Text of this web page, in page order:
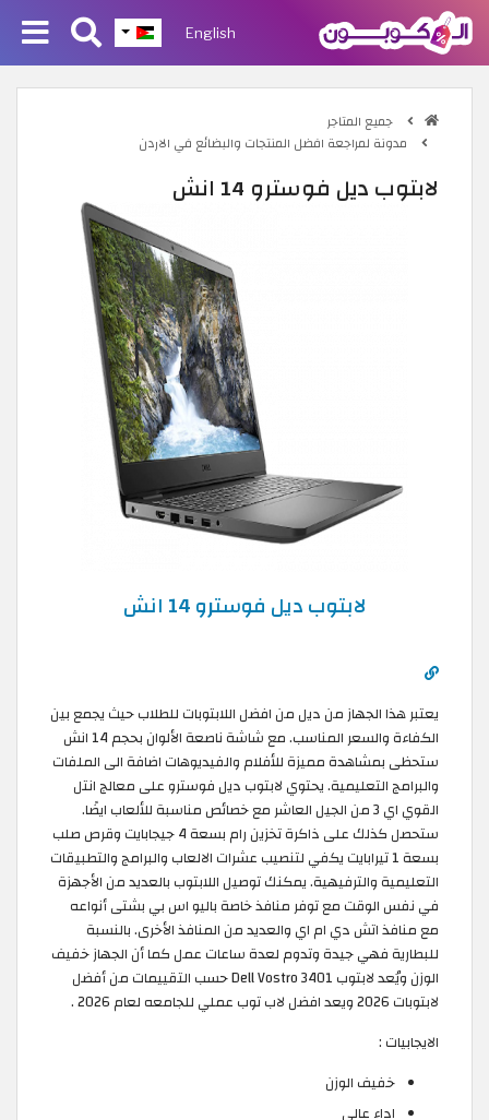
English
جميع المتاجر
مدونة لمراجعة افضل المنتجات والبضائع في الاردن
لابتوب ديل فوسترو 14 انش
لابتوب ديل فوسترو 14 انش
يعتبر هذا الجهاز من ديل من افضل اللابتوبات للطلاب حيث يجمع بين
الكفاءة والسعر المناسب. مع شاشة ناصعة الألوان بحجم 14 انش
ستحظى بمشاهدة مميزة للأفلام والفيديوهات اضافة الى الملفات
والبرامج التعليمية. يحتوي لابتوب ديل فوسترو على معالج انتل
القوي اي 3 من الجيل العاشر مع خصائص مناسبة للألعاب ايضًا.
ستحصل كذلك على ذاكرة تخزين رام بسعة 4 جيجابايت وقرص صلب
بسعة 1 تيرابايت يكفي لتنصيب عشرات الالعاب والبرامج والتطبيقات
التعليمية والترفيهية. يمكنك توصيل اللابتوب بالعديد من الأجهزة
في نفس الوقت مع توفر منافذ خاصة باليو اس بي بشتى أنواعه
مع منافذ اتش دي ام اي والعديد من المنافذ الأخرى. بالنسبة
للبطارية فهي جيدة وتدوم لعدة ساعات عمل كما أن الجهاز خفيف
الوزن ويُعد لابتوب Dell Vostro 3401 حسب التقييمات من أفضل
لابتوبات 2026 ويعد افضل لاب توب عملي للجامعه لعام 2026 .
الايجابيات :
خفيف الوزن
اداء عالي